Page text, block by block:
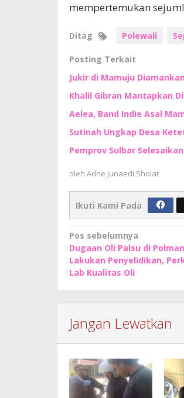
mempertemukan
Ditag Polewali
Posting Terkait
Jukir di Mamuju
Khalil Gibran Mantapkan
Aelea, Band Indie Asal
Sutinah Ungkap Desa
Pemprov Sulbar
oleh Adhe Junaedi Sholat
Ikuti Kami Pada
Navigasi
pos
Pos sebelumnya
Dugaan Oli Palsu di
Lakukan Penyelidikan,
Lab Kualitas Oli
Jangan Lewatkan